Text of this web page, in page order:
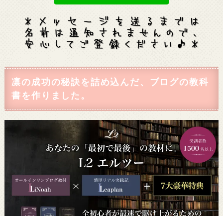
凛の成功の秘訣を詰め込んだ、ブログの教科
書を作りました。